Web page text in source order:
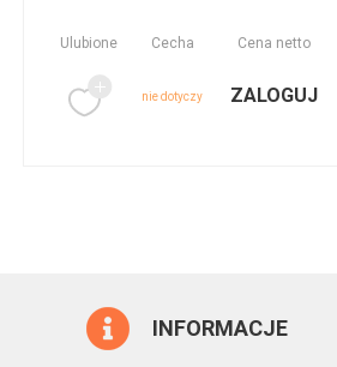
Ulubione Cecha Cena netto
nie dotyczy ZALOGUJ
INFORMACJE